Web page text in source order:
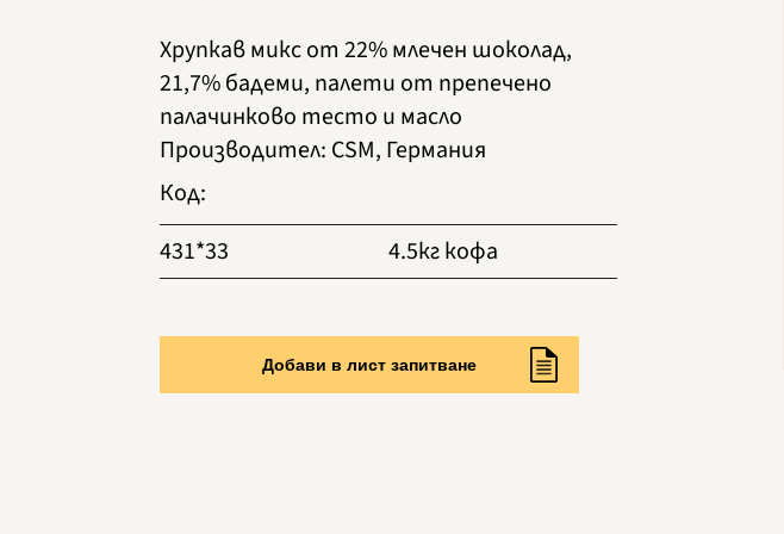
Хрупкав микс от 22% млечен шоколад,
21,7% бадеми, палети от препечено
палачинково тесто и масло
Производител: CSM, Германия
Код:
431*33
4.5кг кофа
Добави в лист запитване